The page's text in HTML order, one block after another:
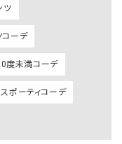
ツ
コーデ
度未満コーデ
スポーティコーデ